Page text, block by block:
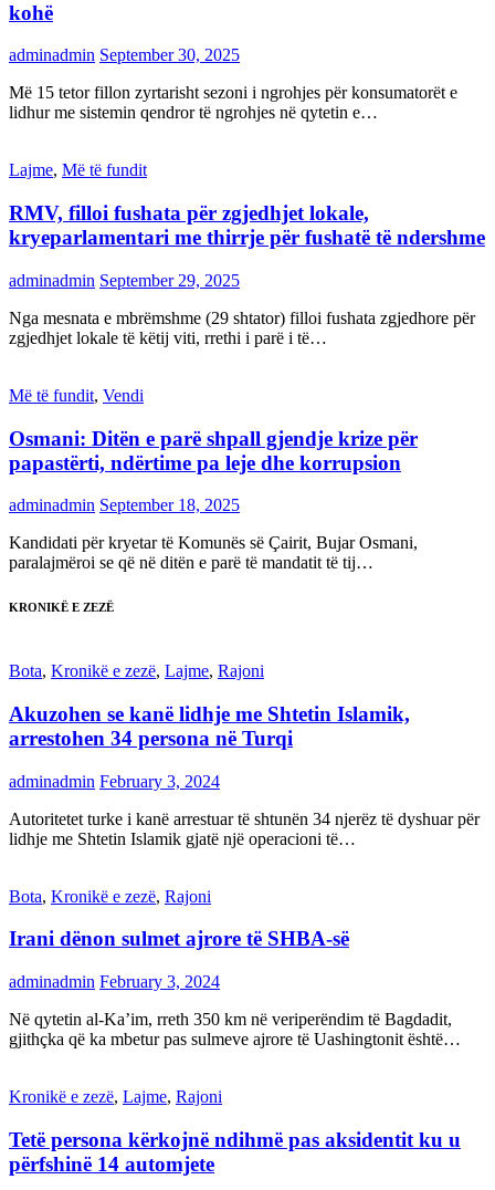
kohë
adminadmin September 30, 2025
Më 15 tetor fillon zyrtarisht sezoni i ngrohjes për konsumatorët e
lidhur me sistemin qendror të ngrohjes në qytetin e…
Lajme, Më të fundit
RMV, filloi fushata për zgjedhjet lokale,
kryeparlamentari me thirrje për fushatë të ndershme
adminadmin September 29, 2025
Nga mesnata e mbrëmshme (29 shtator) filloi fushata zgjedhore për
zgjedhjet lokale të këtij viti, rrethi i parë i të…
Më të fundit, Vendi
Osmani: Ditën e parë shpall gjendje krize për
papastërti, ndërtime pa leje dhe korrupsion
adminadmin September 18, 2025
Kandidati për kryetar të Komunës së Çairit, Bujar Osmani,
paralajmëroi se që në ditën e parë të mandatit të tij…
KRONIKË E ZEZË
Bota, Kronikë e zezë, Lajme, Rajoni
Akuzohen se kanë lidhje me Shtetin Islamik,
arrestohen 34 persona në Turqi
adminadmin February 3, 2024
Autoritetet turke i kanë arrestuar të shtunën 34 njerëz të dyshuar për
lidhje me Shtetin Islamik gjatë një operacioni të…
Bota, Kronikë e zezë, Rajoni
Irani dënon sulmet ajrore të SHBA-së
adminadmin February 3, 2024
Në qytetin al-Ka’im, rreth 350 km në veriperëndim të Bagdadit,
gjithçka që ka mbetur pas sulmeve ajrore të Uashingtonit është…
Kronikë e zezë, Lajme, Rajoni
Tetë persona kërkojnë ndihmë pas aksidentit ku u
përfshinë 14 automjete